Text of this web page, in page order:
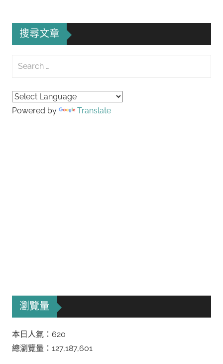
搜尋文章
Search
Powered by Translate
瀏覽量
本日人氣：620
總瀏覽量：127,187,601